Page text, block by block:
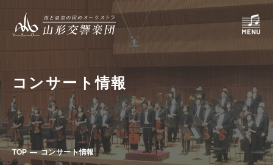
コンサート情報
TOP コンサート情報